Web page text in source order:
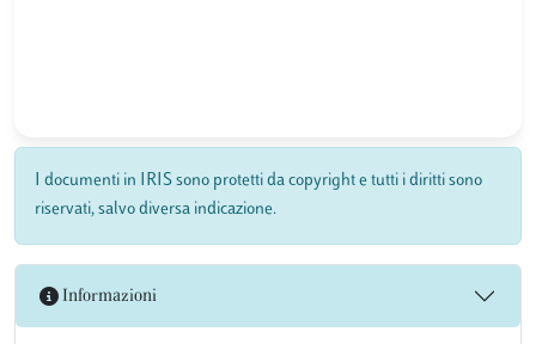
I documenti in IRIS sono protetti da copyright e tutti i diritti sono
riservati, salvo diversa indicazione.
Informazioni